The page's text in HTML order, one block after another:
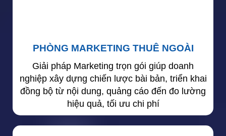
PHÒNG MARKETING THUÊ NGOÀI
Giải pháp Marketing trọn gói giúp doanh
nghiệp xây dựng chiến lược bài bản, triển khai
đồng bộ từ nội dung, quảng cáo đến đo lường
hiệu quả, tối ưu chi phí